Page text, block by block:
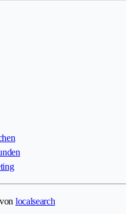
localsearch